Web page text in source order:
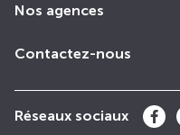
Nos agences
Contactez-nous
Réseaux sociaux